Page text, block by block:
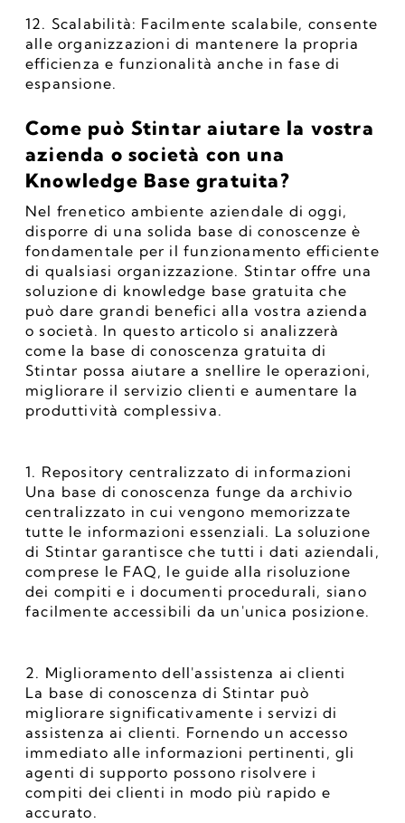
12. Scalabilità: Facilmente scalabile, consente
alle organizzazioni di mantenere la propria
efficienza e funzionalità anche in fase di
espansione.
Come può Stintar aiutare la vostra
azienda o società con una
Knowledge Base gratuita?
Nel frenetico ambiente aziendale di oggi,
disporre di una solida base di conoscenze è
fondamentale per il funzionamento efficiente
di qualsiasi organizzazione. Stintar offre una
soluzione di knowledge base gratuita che
può dare grandi benefici alla vostra azienda
o società. In questo articolo si analizzerà
come la base di conoscenza gratuita di
Stintar possa aiutare a snellire le operazioni,
migliorare il servizio clienti e aumentare la
produttività complessiva.
1. Repository centralizzato di informazioni
Una base di conoscenza funge da archivio
centralizzato in cui vengono memorizzate
tutte le informazioni essenziali. La soluzione
di Stintar garantisce che tutti i dati aziendali,
comprese le FAQ, le guide alla risoluzione
dei compiti e i documenti procedurali, siano
facilmente accessibili da un'unica posizione.
2. Miglioramento dell'assistenza ai clienti
La base di conoscenza di Stintar può
migliorare significativamente i servizi di
assistenza ai clienti. Fornendo un accesso
immediato alle informazioni pertinenti, gli
agenti di supporto possono risolvere i
compiti dei clienti in modo più rapido e
accurato.